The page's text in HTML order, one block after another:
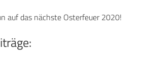
auf das nächste Osterfeuer 2020!